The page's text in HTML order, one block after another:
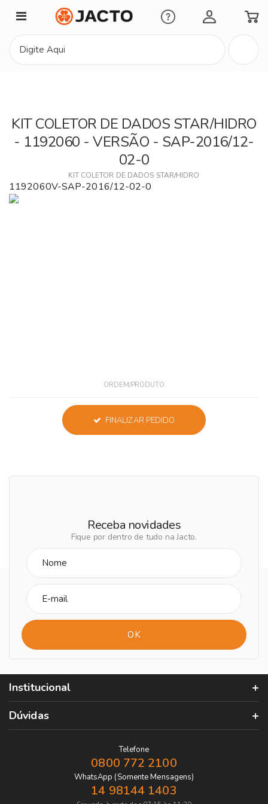
Minha Conta
KIT COLETOR DE DADOS STAR/HIDRO
- 1192060 - VERSÃO - SAP-2016/12-
02-0
KIT COLETOR DE DADOS STAR/HIDRO
1192060V-SAP-2016/12-02-0
ORDEM/PRODUTO
FINALIZAR PEDIDO
Receba novidades
Fique por dentro de tudo na Jacto.
Institucional
Dúvidas
Telefone
0800 772 2100
WhatsApp (Somente Mensagens)
14 98144 1403